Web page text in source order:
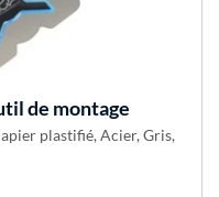
de montage
plastifié, Acier, Gris,